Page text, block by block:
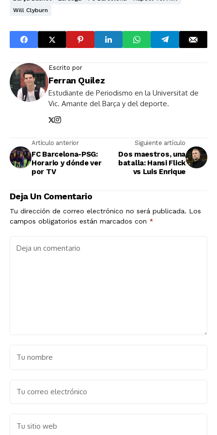
Will Clyburn
Escrito por
Ferran Quilez
Estudiante de Periodismo en la Universitat de
Vic. Amante del Barça y del deporte.
Artículo anterior
FC Barcelona-PSG:
Horario y dónde ver
por TV
Siguiente artículo
Dos maestros, una
batalla: Hansi Flick
vs Luis Enrique
Deja Un Comentario
Tu dirección de correo electrónico no será publicada. Los
campos obligatorios están marcados con *